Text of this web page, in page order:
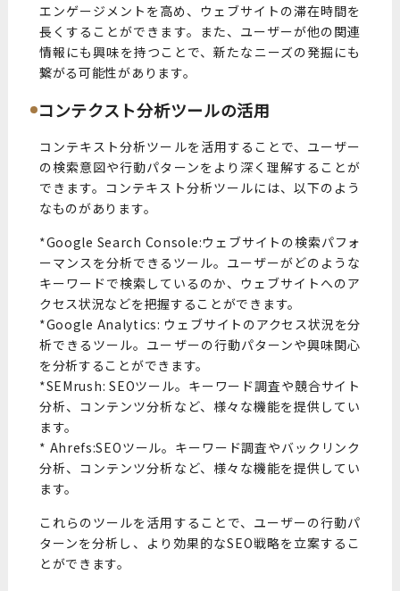
エンゲージメントを高め、ウェブサイトの滞在時間を
長くすることができます。また、ユーザーが他の関連
情報にも興味を持つことで、新たなニーズの発掘にも
繋がる可能性があります。
コンテクスト分析ツールの活用
コンテキスト分析ツールを活用することで、ユーザー
の検索意図や行動パターンをより深く理解することが
できます。コンテキスト分析ツールには、以下のよう
なものがあります。
*Google Search Console:ウェブサイトの検索パフォ
ーマンスを分析できるツール。ユーザーがどのような
キーワードで検索しているのか、ウェブサイトへのア
クセス状況などを把握することができます。
*Google Analytics: ウェブサイトのアクセス状況を分
析できるツール。ユーザーの行動パターンや興味関心
を分析することができます。
*SEMrush: SEOツール。キーワード調査や競合サイト
分析、コンテンツ分析など、様々な機能を提供してい
ます。
* Ahrefs:SEOツール。キーワード調査やバックリンク
分析、コンテンツ分析など、様々な機能を提供してい
ます。
これらのツールを活用することで、ユーザーの行動パ
ターンを分析し、より効果的なSEO戦略を立案するこ
とができます。